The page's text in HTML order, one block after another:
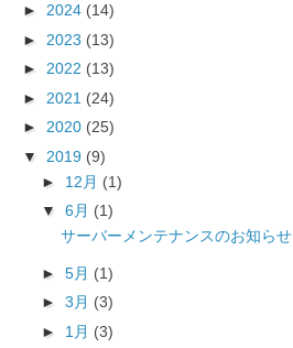
► 2024 (14)
► 2023 (13)
► 2022 (13)
► 2021 (24)
► 2020 (25)
▼ 2019 (9)
► 12月 (1)
▼ 6月 (1)
サーバーメンテナンスのお知らせ
► 5月 (1)
► 3月 (3)
► 1月 (3)